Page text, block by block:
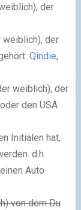
der
weiblich), der
Qindie,
weiblich), der
den USA
Initialen hat,
d.h.
Auto
von dem Du